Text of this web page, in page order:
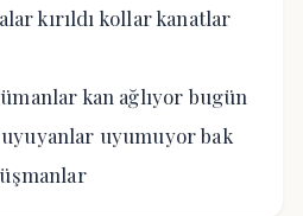
kırıldı kollar kanatlar
kan ağlıyor bugün
uyumuyor bak